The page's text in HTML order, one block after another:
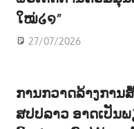
ໃໝ່໒໑”
27/07/2026
ການກວາດລ້າງການ
ສປປລາວ ອາດເປັນ